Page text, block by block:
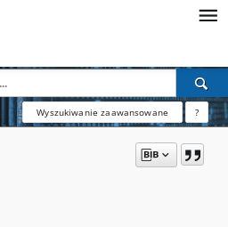
Wyszukiwanie zaawansowane ?